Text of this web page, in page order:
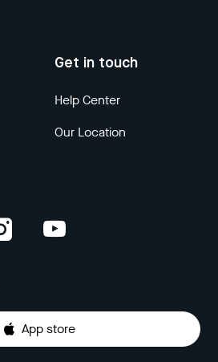
Get in touch
Help Center
Our Location
App store